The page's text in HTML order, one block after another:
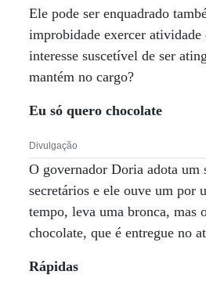
Ele pode ser enquadrado
improbidade exercer atividade
interesse suscetível de ser
mantém no cargo?
Eu só quero chocolate
Divulgação
O governador Doria adota um
secretários e ele ouve um por
tempo, leva uma bronca, mas
chocolate, que é entregue no
Rápidas